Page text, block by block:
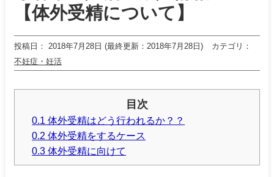
【体外受精について】
投稿日 2018年7月28日 (最終更新：2018年7月28日)
カテゴリ
不妊症・妊活
目次
0.1 体外受精はどう行われるか？？
0.2 体外受精をするケース
0.3 体外受精に向けて